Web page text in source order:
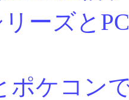
リーズと
ケコン